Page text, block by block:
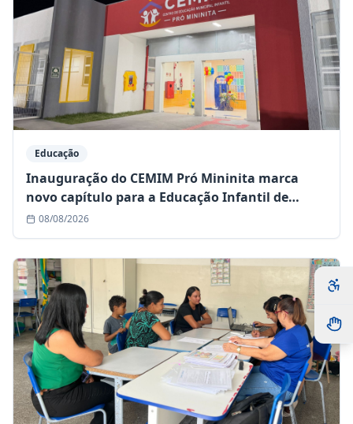
Educação
Inauguração do CEMIM Pró Mininita marca
novo capítulo para a Educação Infantil de
Queimadas
08/08/2026